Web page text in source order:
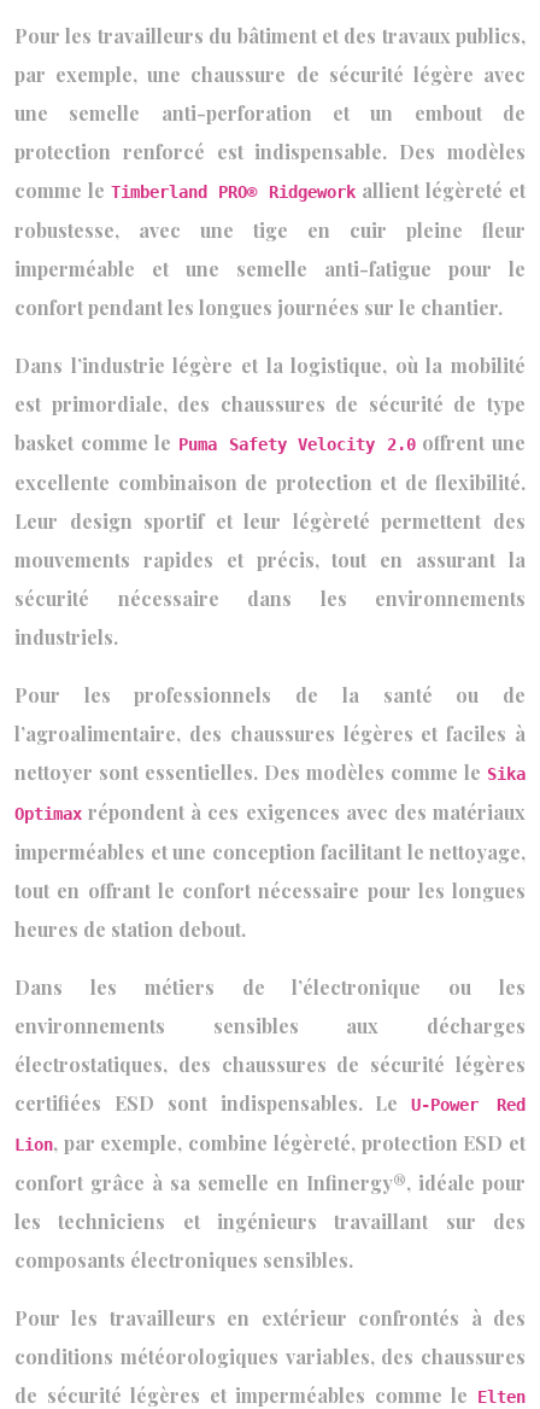
Pour les travailleurs du bâtiment et des travaux publics,
par exemple, une chaussure de sécurité légère avec
une semelle anti-perforation et un embout de
protection renforcé est indispensable. Des modèles
comme leTimberland PRO® Ridgeworkallient légèreté et
robustesse, avec une tige en cuir pleine fleur
imperméable et une semelle anti-fatigue pour le
confort pendant les longues journées sur le chantier.
Dans l’industrie légère et la logistique, où la mobilité
est primordiale, des chaussures de sécurité de type
basket comme le Puma Safety Velocity 2.0offrent une
excellente combinaison de protection et de flexibilité.
Leur design sportif et leur légèreté permettent des
mouvements rapides et précis, tout en assurant la
sécurité nécessaire dans les environnements
industriels.
Pour les professionnels de la santé ou de
l’agroalimentaire, des chaussures légères et faciles à
nettoyer sont essentielles. Des modèles comme le Sika
Optimax répondent à ces exigences avec des matériaux
imperméables et une conception facilitant le nettoyage,
tout en offrant le confort nécessaire pour les longues
heures de station debout.
Dans les métiers de l’électronique ou les
environnements sensibles aux décharges
électrostatiques, des chaussures de sécurité légères
certifiées ESD sont indispensables. LeU-Power Red
Lion, par exemple, combine légèreté, protection ESD et
confort grâce à sa semelle en Infinergy®, idéale pour
les techniciens et ingénieurs travaillant sur des
composants électroniques sensibles.
Pour les travailleurs en extérieur confrontés à des
conditions météorologiques variables, des chaussures
de sécurité légères et imperméables comme le
Elten